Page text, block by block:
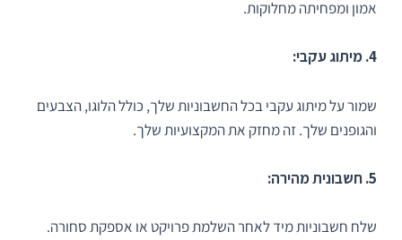
אמון ומפחיתה מחלוקות.
4. מיתוג עקבי:
שמור על מיתוג עקבי בכל החשבוניות שלך, כולל הלוגו, הצבעים
והגופנים שלך. זה מחזק את המקצועיות שלך.
5. חשבונית מהירה:
שלח חשבוניות מיד לאחר השלמת פרויקט או אספקת סחורה.